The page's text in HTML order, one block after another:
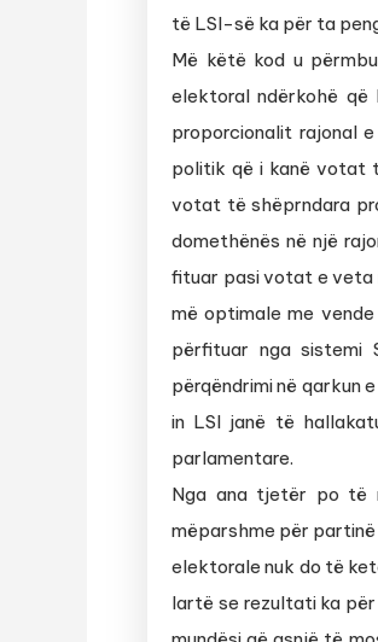
të LSI-së ka për ta
Më këtë kod u
elektoral ndërkohë
proporcionalit rajonal
politik që i kanë votat
votat të shëprndara
domethënës në një
fituar pasi votat e veta
më optimale me
përfituar nga sistemi
përqëndrimi në qarkun
in LSI janë të
parlamentare.
Nga ana tjetër po të
mëparshme për
elektorale nuk do të
lartë se rezultati ka